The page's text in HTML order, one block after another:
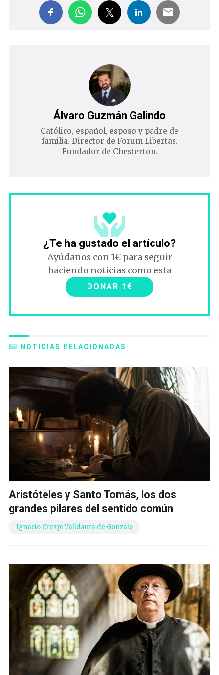
Álvaro Guzmán Galindo
Católico, español, esposo y padre de
familia. Director de Forum Libertas.
Fundador de Chesterton.
¿Te ha gustado el artículo?
Ayúdanos con 1€ para seguir
haciendo noticias como esta
DONAR 1€
NOTICIAS RELACIONADAS
Aristóteles y Santo Tomás, los dos
grandes pilares del sentido común
Ignacio Crespi Valldaura de Gonzalo